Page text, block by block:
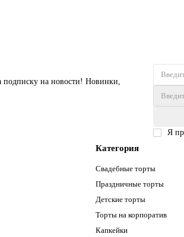
подписку на новости! Новинки,
Я
Категория
Свадебные торты
Праздничные торты
Детские торты
Торты на корпоратив
Капкейки